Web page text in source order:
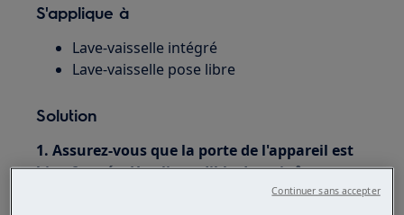
S'applique à
Lave-vaisselle intégré
Lave-vaisselle pose libre
Solution
1. Assurez-vous que la porte de l'appareil est
bien fermée. Un clic audible devrait être
Continuer sans accepter